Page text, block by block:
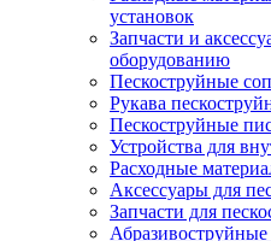
установок
Запчасти и
оборудованию
Пескоструйные
Рукава
Пескоструйные
Устройства для
Расходные
Аксессуары для
Запчасти для